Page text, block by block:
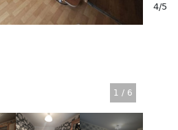
1 / 6
4/5